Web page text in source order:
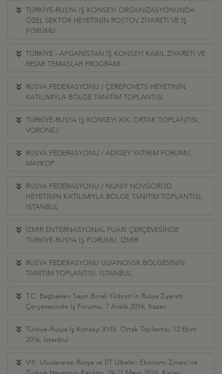
TÜRKİYE-RUSYA İŞ KONSEYİ ORGANİZASYONUNDA
ÖZEL SEKTÖR HEYETİNİN ROSTOV ZİYARETİ VE İŞ
FORUMU
TÜRKİYE - AFGANİSTAN İŞ KONSEYİ KABİL ZİYARETİ VE
RESMİ TEMASLAR PROGRAMI
RUSYA FEDERASYONU / ÇEREPOVETS HEYETİNİN
KATILIMIYLA BÖLGE TANITIM TOPLANTISI
TÜRKİYE-RUSYA İŞ KONSEYİ XIX. ORTAK TOPLANTISI,
VORONEJ
RUSYA FEDERASYONU / ADIGEY YATIRIM FORUMU,
MAYKOP
RUSYA FEDERASYONU / NİJNİY NOVGOROD
HEYETİNİN KATILIMIYLA BÖLGE TANITIM TOPLANTISI,
İSTANBUL
İZMİR ENTERNASYONAL FUARI ÇERÇEVESİNDE
TÜRKİYE-RUSYA İŞ FORUMU, İZMİR
RUSYA FEDERASYONU ULYANOVSK BÖLGESİNİN
TANITIM TOPLANTISI, İSTANBUL
T.C. Başbakanı Sayın Binali Yıldırım‘ın Rusya Ziyareti
Çerçevesinde İş Forumu, 7 Aralık 2016, Kazan
Türkiye-Rusya İş Konseyi XVIII. Ortak Toplantısı, 12 Ekim
2016, İstanbul
VIII. Uluslararası Rusya ve İİT Ülkeleri Ekonomi Zirvesi’ne